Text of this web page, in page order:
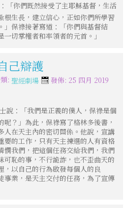
「你們既然接受了主耶穌基督，生活
根生長，建立信心，正如你們所學習
」保祿接著寫道：「你們與基督結
切掌權者和率領者的元首。」
己辯護
: 聖經劇場
發佈: 25 四月 2019
說：「我們是正義的僕人，保祿是個
？」為此，保祿寫了格林多後書，
人在天主內的密切關係。他說，宣講
要的工作，只有天主揀選的人有資格
憫我們，把這個任務交給我們，我們
可恥的事，不行詭詐，也不歪曲天的
，以自己的行為啟發每個人的良
事業，是天主交付的任務，為了宣傳